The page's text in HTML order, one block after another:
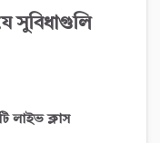
সুবিধাগুলি
2টি লাইভ ক্লাস